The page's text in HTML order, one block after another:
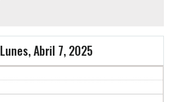
Lunes, Abril 7, 2025